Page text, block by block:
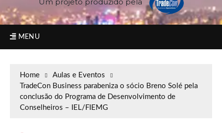
MENU
Home
Aulas e Eventos
TradeCon Business parabeniza o sócio Breno Solé pela
conclusão do Programa de Desenvolvimento de
Conselheiros – IEL/FIEMG